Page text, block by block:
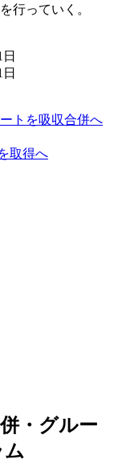
行っていく。
トを吸収合併へ
取得へ
・グルー
ム